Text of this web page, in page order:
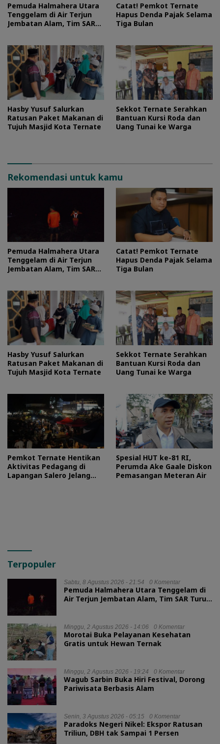
Pemuda Halmahera Utara
Tenggelam di Air Terjun
Jembatan Alam, Tim SAR
Catat! Pemkot Ternate
Hapus Denda Pajak Selama
Tiga Bulan
Hasby Yusuf Salurkan
Ratusan Paket Makanan di
Tujuh Masjid Kota Ternate
Sekkot Ternate Serahkan
Bantuan Kursi Roda dan
Uang Tunai ke Warga
Rekomendasi untuk kamu
Pemuda Halmahera Utara
Tenggelam di Air Terjun
Jembatan Alam, Tim SAR
Catat! Pemkot Ternate
Hapus Denda Pajak Selama
Tiga Bulan
Hasby Yusuf Salurkan
Ratusan Paket Makanan di
Tujuh Masjid Kota Ternate
Sekkot Ternate Serahkan
Bantuan Kursi Roda dan
Uang Tunai ke Warga
Pemkot Ternate Hentikan
Aktivitas Pedagang di
Lapangan Salero Jelang
Spesial HUT ke-81 RI,
Perumda Ake Gaale Diskon
Pemasangan Meteran Air
Terpopuler
Sabtu, 8 Agustus 2026 - 21:54 0 Komentar
Pemuda Halmahera Utara Tenggelam di
Air Terjun Jembatan Alam, Tim SAR Turun
Minggu, 2 Agustus 2026 - 14:06 0 Komentar
Morotai Buka Pelayanan Kesehatan
Gratis untuk Hewan Ternak
Minggu, 2 Agustus 2026 - 19:24 0 Komentar
Wagub Sarbin Buka Hiri Festival, Dorong
Pariwisata Berbasis Alam
Senin, 3 Agustus 2026 - 05:15 0 Komentar
Paradoks Negeri Nikel: Ekspor Ratusan
Triliun, DBH tak Sampai 1 Persen